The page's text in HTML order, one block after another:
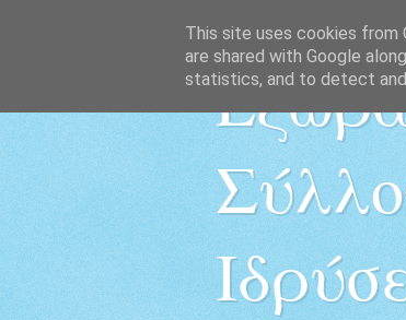
This site uses cookies from
are shared with Google
statistics, and to detect and